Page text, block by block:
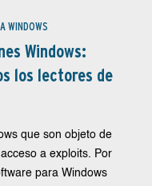
WINDOWS
Windows:
los lectores de
que son objeto de
a exploits. Por
para Windows